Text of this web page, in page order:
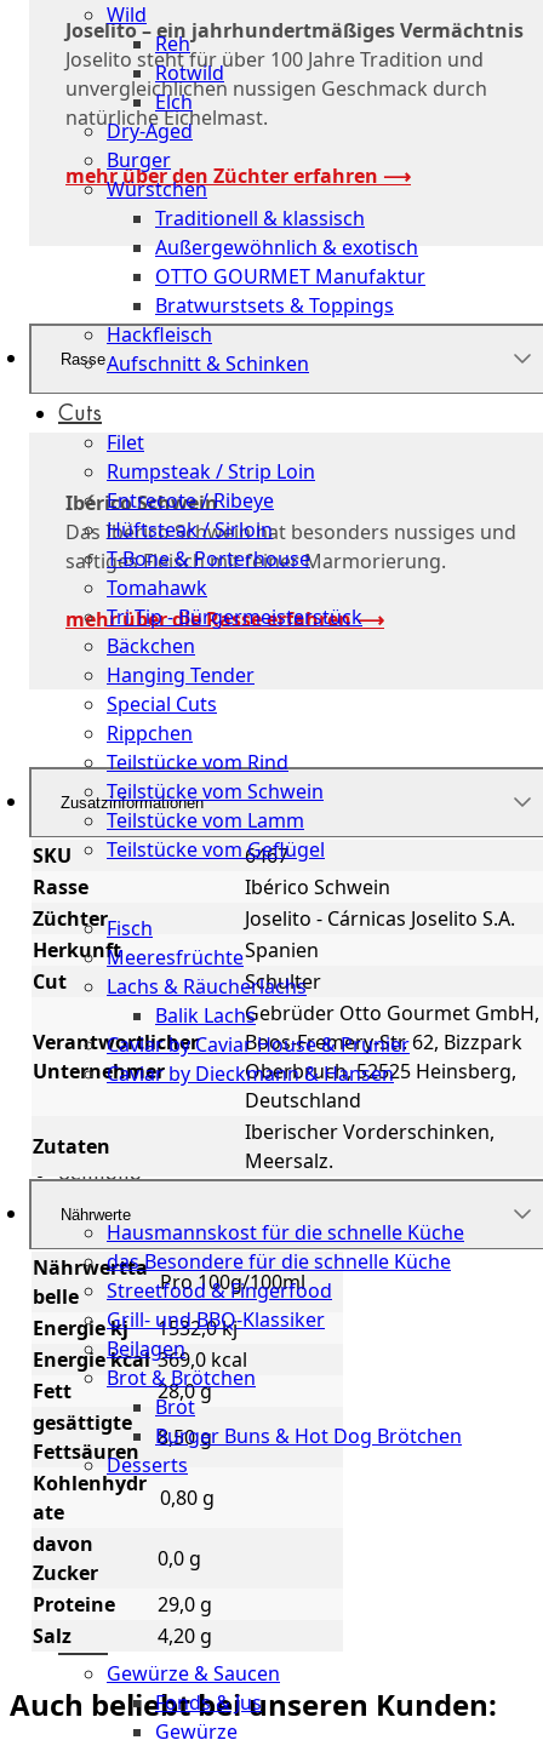
Wild
Reh
Rotwild
Elch
Dry-Aged
Burger
Würstchen
Traditionell & klassisch
Außergewöhnlich & exotisch
OTTO GOURMET Manufaktur
Bratwurstsets & Toppings
Hackfleisch
Aufschnitt & Schinken
Cuts
Filet
Rumpsteak / Strip Loin
Entrecote / Ribeye
Hüftsteak / Sirloin
T-Bone & Porterhouse
Tomahawk
Tri Tip - Bürgermeisterstück
Bäckchen
Hanging Tender
Special Cuts
Rippchen
Teilstücke vom Rind
Teilstücke vom Schwein
Teilstücke vom Lamm
Teilstücke vom Geflügel
Seafood
Fisch
Meeresfrüchte
Lachs & Räucherlachs
Balik Lachs
Caviar by Caviar House & Prunier
Caviar by Dieckmann & Hansen
Schnelle
Küche
Hausmannskost für die schnelle Küche
das Besondere für die schnelle Küche
Streetfood & Fingerfood
Grill- und BBQ-Klassiker
Beilagen
Brot & Brötchen
Brot
Burger Buns & Hot Dog Brötchen
Desserts
Neu
Sale
&
dazu
Gewürze & Saucen
Fonds & Jus
Gewürze
Joselito – ein jahrhundertmäßiges Vermächtnis
Joselito steht für über 100 Jahre Tradition und
unvergleichlichen nussigen Geschmack durch
natürliche Eichelmast.
mehr über den Züchter erfahren ⟶
Rasse
Ibérico Schwein
Das Ibérico Schwein hat besonders nussiges und
saftiges Fleisch mit feiner Marmorierung.
mehr über die Rasse erfahren ⟶
Zusatzinformationen
SKU
6467
Rasse
Ibérico Schwein
Züchter
Joselito - Cárnicas Joselito S.A.
Herkunft
Spanien
Cut
Schulter
Verantwortlicher
Unternehmer
Gebrüder Otto Gourmet GmbH,
Boos-Fremery-Str. 62, Bizzpark
Oberbruch, 52525 Heinsberg,
Deutschland
Zutaten
Iberischer Vorderschinken,
Meersalz.
Nährwerte
Nährwertta
belle
Pro 100g/100ml
Energie kj
1532,0 kj
Energie kcal 369,0 kcal
Fett
28,0 g
gesättigte
Fettsäuren
8,50 g
Kohlenhydr
ate
0,80 g
davon
Zucker
0,0 g
Proteine
29,0 g
Salz
4,20 g
Auch beliebt bei unseren Kunden: